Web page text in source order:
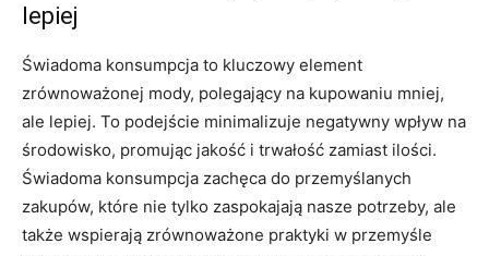
lepiej
Świadoma konsumpcja to kluczowy element
zrównoważonej mody, polegający na kupowaniu mniej,
ale lepiej. To podejście minimalizuje negatywny wpływ na
środowisko, promując jakość i trwałość zamiast ilości.
Świadoma konsumpcja zachęca do przemyślanych
zakupów, które nie tylko zaspokajają nasze potrzeby, ale
także wspierają zrównoważone praktyki w przemyśle